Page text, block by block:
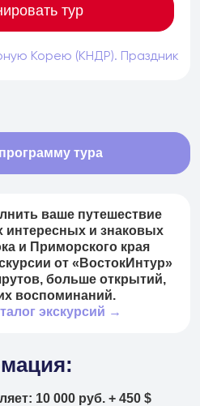
экскурсии
286 54 19
272 14 20
272 14 20
тур
тура
ваше путешествие
и знаковых
и Приморского края
от «ВостокИнтур»
больше открытий,
воспоминаний.
экскурсий →
10 000 руб. + 450 $